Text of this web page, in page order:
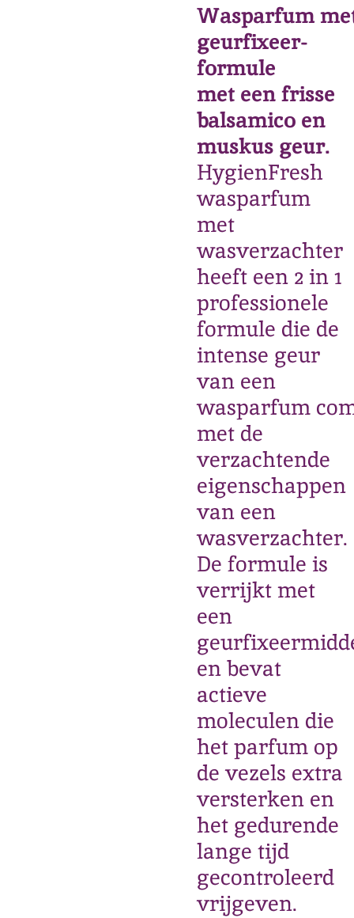
Wasparfum
geurfixeer-
formule
met een frisse
balsamico en
muskus geur.
HygienFresh
wasparfum
met
wasverzachter
heeft een 2 in 1
professionele
formule die de
intense geur
van een
wasparfum
met de
verzachtende
eigenschappen
van een
wasverzachter.
De formule is
verrijkt met
een
en bevat
actieve
moleculen die
het parfum op
de vezels extra
versterken en
het gedurende
lange tijd
gecontroleerd
vrijgeven.